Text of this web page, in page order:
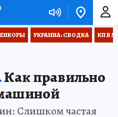
УКРАИНА: СВОДКА КП В
Как правильно
Слишком частая